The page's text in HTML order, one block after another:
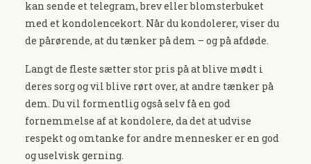
kan sende et telegram, brev eller blomsterbuket
med et kondolencekort. Når du kondolerer, viser du
de pårørende, at du tænker på dem – og på afdøde.
Langt de fleste sætter stor pris på at blive mødt i
deres sorg og vil blive rørt over, at andre tænker på
dem. Du vil formentlig også selv få en god
fornemmelse af at kondolere, da det at udvise
respekt og omtanke for andre mennesker er en god
og uselvisk gerning.